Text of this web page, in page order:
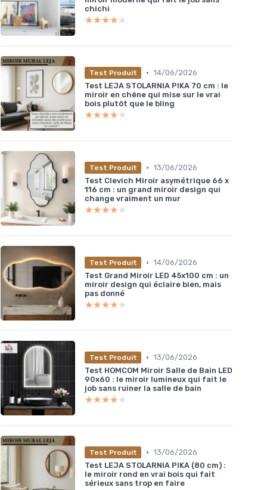
chichi
★★★★★
★★★★★
Test Produit • 14/06/2026
Test LEJA STOLARNIA PIKA 70 cm : le
miroir en chêne qui mise sur le vrai
bois plutôt que le bling
★★★★★
★★★★★
Test Produit • 13/06/2026
Test Clevich Miroir asymétrique 66 x
116 cm : un grand miroir design qui
change vraiment un mur
★★★★★
★★★★★
Test Produit • 14/06/2026
Test Grand Miroir LED 45x100 cm : un
miroir design qui éclaire bien, mais
pas donné
★★★★★
★★★★★
Test Produit • 13/06/2026
Test HOMCOM Miroir Salle de Bain LED
90x60 : le miroir lumineux qui fait le
job sans ruiner la salle de bain
★★★★★
★★★★★
Test Produit • 13/06/2026
Test LEJA STOLARNIA PIKA (80 cm) :
le miroir rond en vrai bois qui fait
sérieux sans trop en faire